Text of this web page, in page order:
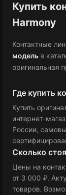
Купить
Harmony
Контактные
модель в
оригинальная
Где купить
Купить
интернет-
России,
Сколько
Цены на
от 3 000 ₽.
товаров.